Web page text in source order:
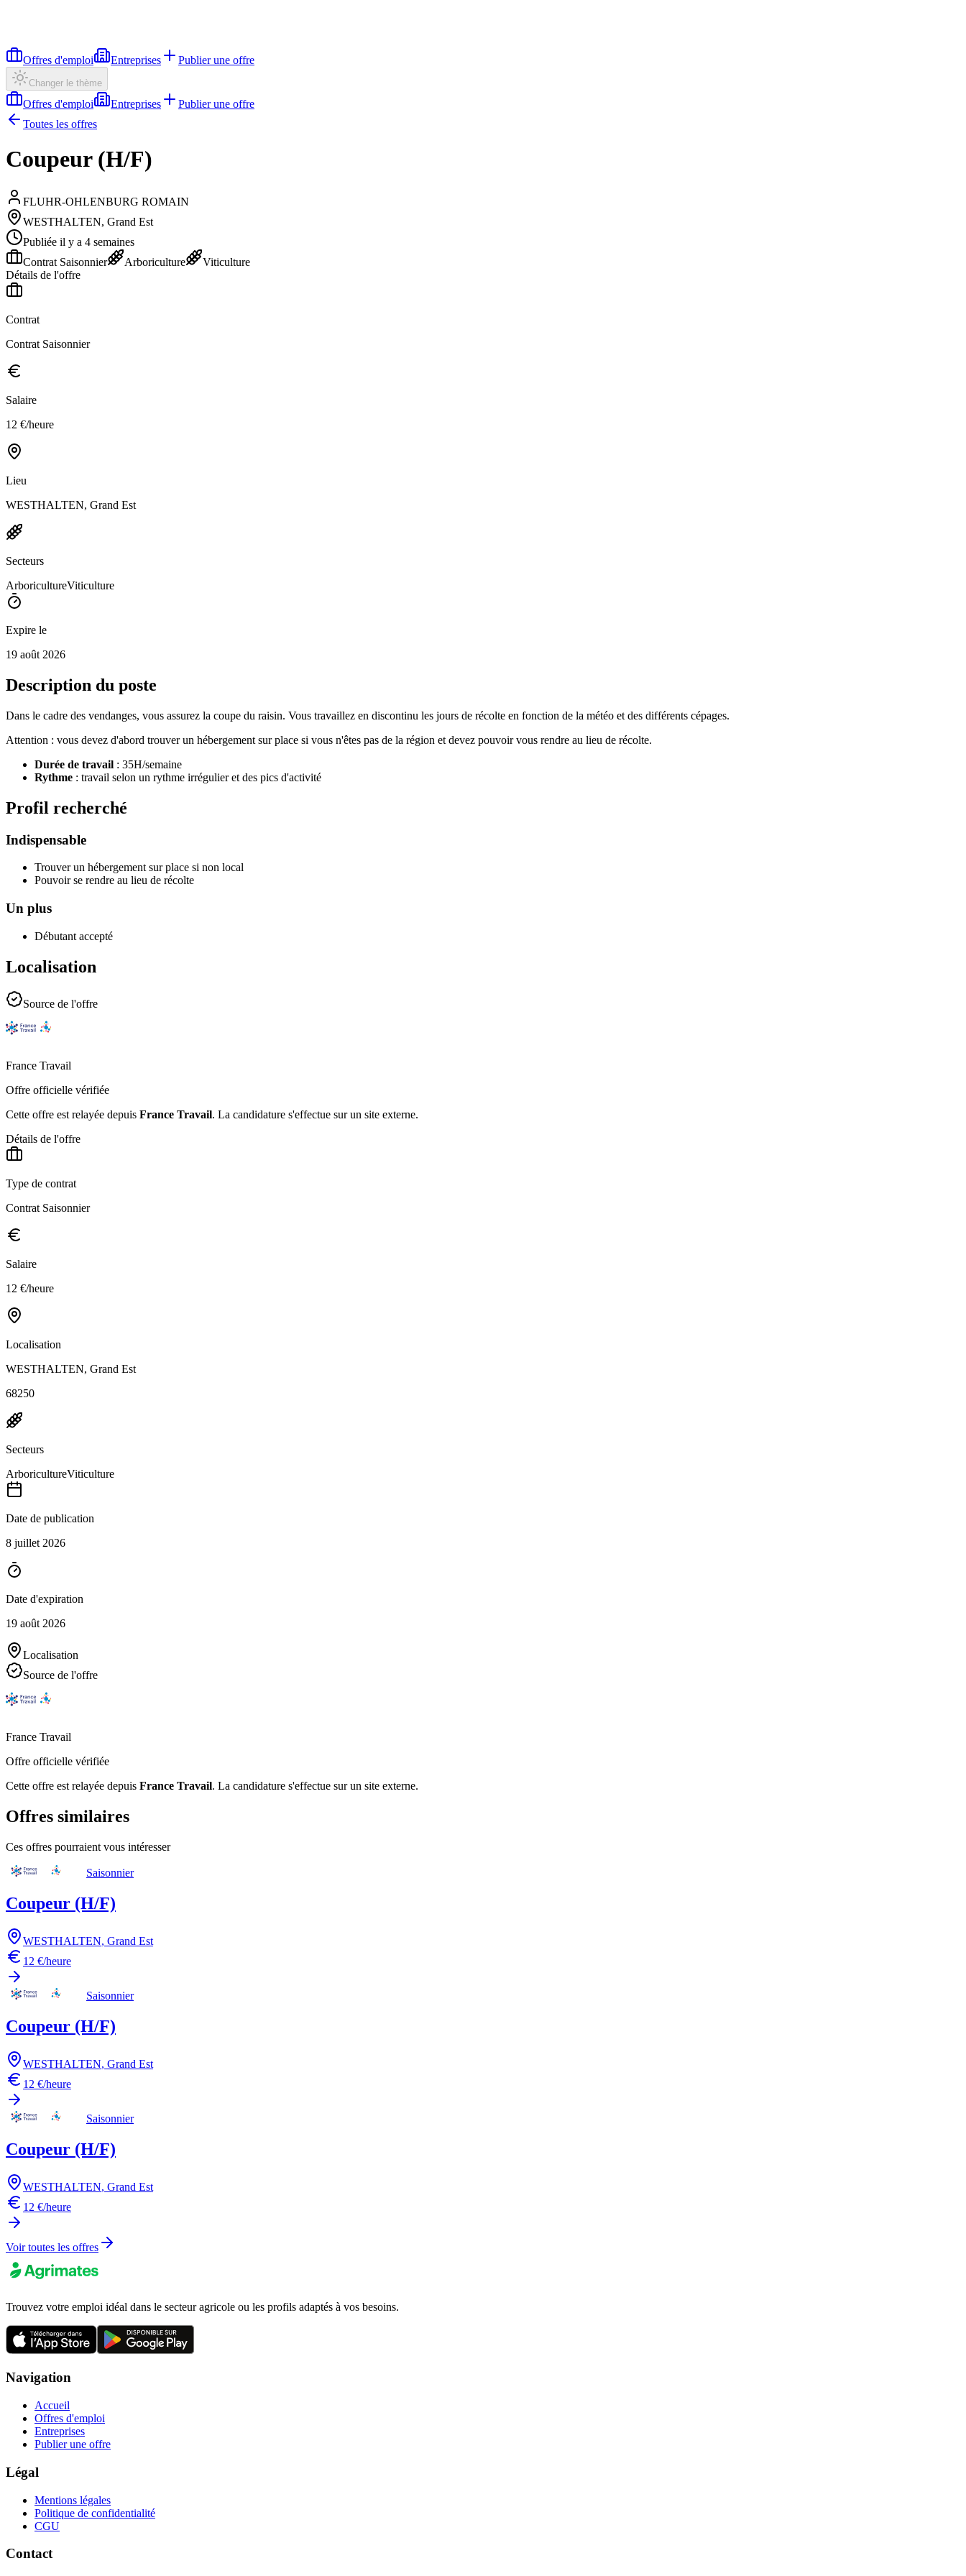
Offres d'emploi Entreprises Publier une offre
Changer le thème
Offres d'emploi Entreprises
Publier une offre
Toutes les offres
Coupeur (H/F)
FLUHR-OHLENBURG ROMAIN
WESTHALTEN, Grand Est
Publiée il y a 4 semaines
Contrat Saisonnier
Arboriculture
Viticulture
Détails de l'offre
Contrat
Contrat Saisonnier
Salaire
12 €/heure
Lieu
WESTHALTEN, Grand Est
Secteurs
ArboricultureViticulture
Expire le
19 août 2026
Description du poste
Dans le cadre des vendanges, vous assurez la coupe du raisin. Vous travaillez en discontinu les jours de récolte en fonction de la météo et des différents cépages.
Attention : vous devez d'abord trouver un hébergement sur place si vous n'êtes pas de la région et devez pouvoir vous rendre au lieu de récolte.
Durée de travail : 35H/semaine
Rythme : travail selon un rythme irrégulier et des pics d'activité
Profil recherché
Indispensable
Trouver un hébergement sur place si non local
Pouvoir se rendre au lieu de récolte
Un plus
Débutant accepté
Localisation
Source de l'offre
France Travail
Offre officielle vérifiée
Cette offre est relayée depuis France Travail. La candidature s'effectue sur un site externe.
Détails de l'offre
Type de contrat
Contrat Saisonnier
Salaire
12 €/heure
Localisation
WESTHALTEN, Grand Est
68250
Secteurs
ArboricultureViticulture
Date de publication
8 juillet 2026
Date d'expiration
19 août 2026
Localisation
Source de l'offre
France Travail
Offre officielle vérifiée
Cette offre est relayée depuis France Travail. La candidature s'effectue sur un site externe.
Offres similaires
Ces offres pourraient vous intéresser
Saisonnier
Coupeur (H/F)
WESTHALTEN, Grand Est
12 €/heure
Saisonnier
Coupeur (H/F)
WESTHALTEN, Grand Est
12 €/heure
Saisonnier
Coupeur (H/F)
WESTHALTEN, Grand Est
12 €/heure
Voir toutes les offres
Trouvez votre emploi idéal dans le secteur agricole ou les profils adaptés à vos besoins.
Navigation
Accueil
Offres d'emploi
Entreprises
Publier une offre
Légal
Mentions légales
Politique de confidentialité
CGU
Contact